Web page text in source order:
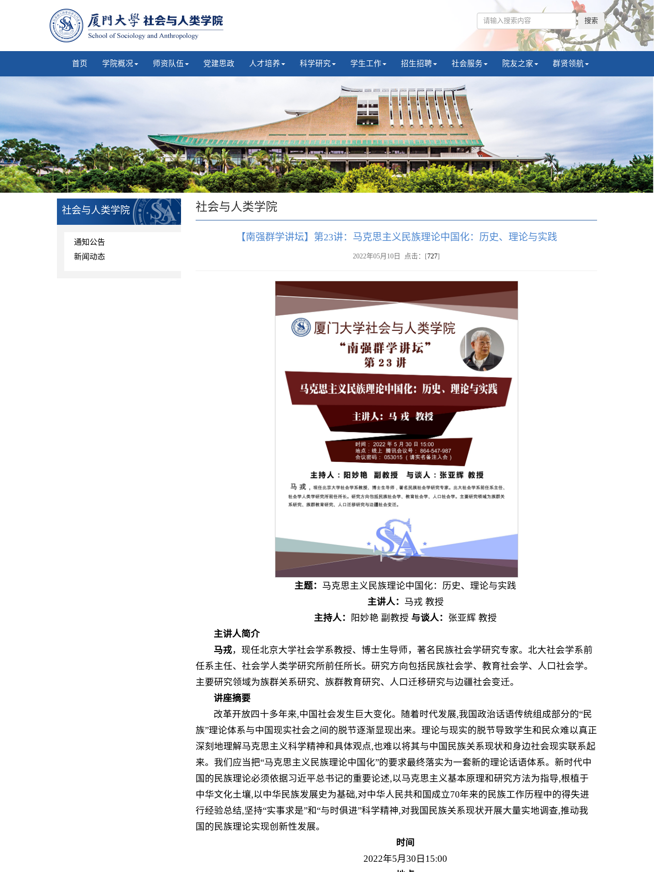
搜索
首页 学院概况 师资队伍 党建思政 人才培养 科学研究 学生工作 招生招聘 社会服务 院友之家 群贤领航
社会与人类学院
通知公告
新闻动态
社会与人类学院
【南强群学讲坛】第23讲：马克思主义民族理论中国化：历史、理论与实践
2022年05月10日 点击：[727]
主题： 马克思主义民族理论中国化：历史、理论与实践
主讲人： 马戎 教授
主持人：
阳妙艳 副教授 与谈人： 张亚辉 教授
主讲人简介
马戎，现任北京大学社会学系教授、博士生导师，著名民族社会学研究专家。北大社会学系前
任系主任、社会学人类学研究所前任所长。研究方向包括民族社会学、教育社会学、人口社会学。
主要研究领域为族群关系研究、族群教育研究、人口迁移研究与边疆社会变迁。
讲座摘要
改革开放四十多年来,中国社会发生巨大变化。随着时代发展,我国政治话语传统组成部分的“民
族”理论体系与中国现实社会之间的脱节逐渐显现出来。理论与现实的脱节导致学生和民众难以真正
深刻地理解马克思主义科学精神和具体观点,也难以将其与中国民族关系现状和身边社会现实联系起
来。我们应当把“马克思主义民族理论中国化”的要求最终落实为一套新的理论话语体系。新时代中
国的民族理论必须依据习近平总书记的重要论述,以马克思主义基本原理和研究方法为指导,根植于
中华文化土壤,以中华民族发展史为基础,对中华人民共和国成立70年来的民族工作历程中的得失进
行经验总结,坚持“实事求是”和“与时俱进”科学精神,对我国民族关系现状开展大量实地调查,推动我
国的民族理论实现创新性发展。
时间
2022年5月30日15:00